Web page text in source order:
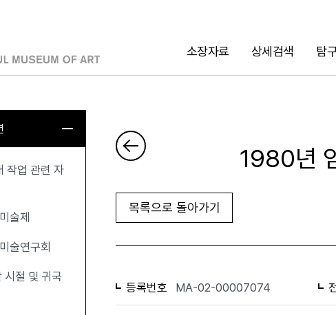
소장자료 상세검색 탐
검색
인
작업 관련 자
술제
술연구회
시절 및 귀국
1980년
목록으로 돌아가기
등록번호 MA-02-00007074